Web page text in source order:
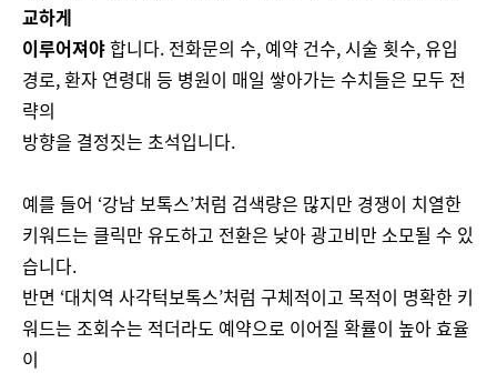
교하게
이루어져야합니다. 전화문의 수, 예약 건수, 시술 횟수, 유입
경로, 환자 연령대 등 병원이 매일 쌓아가는 수치들은 모두 전
략의
방향을 결정짓는 초석입니다.
예를 들어 ‘강남 보톡스’처럼 검색량은 많지만 경쟁이 치열한
키워드는 클릭만 유도하고 전환은 낮아 광고비만 소모될 수 있
습니다.
반면 ‘대치역 사각턱보톡스’처럼 구체적이고 목적이 명확한 키
워드는 조회수는 적더라도 예약으로 이어질 확률이 높아 효율
이